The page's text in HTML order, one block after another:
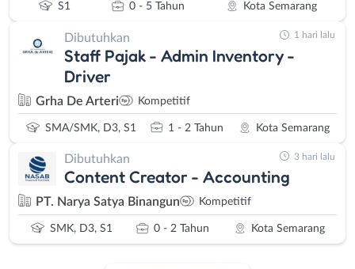
S1 0 - 5 Tahun Kota Semarang
Dibutuhkan
Staff Pajak - Admin Inventory -
Driver
Grha De Arteri Kompetitif
SMA/SMK, D3, S1 1 - 2 Tahun Kota Semarang
1 hari lalu
Dibutuhkan
Content Creator - Accounting
PT. Narya Satya Binangun Kompetitif
SMK, D3, S1 0 - 2 Tahun Kota Semarang
3 hari lalu